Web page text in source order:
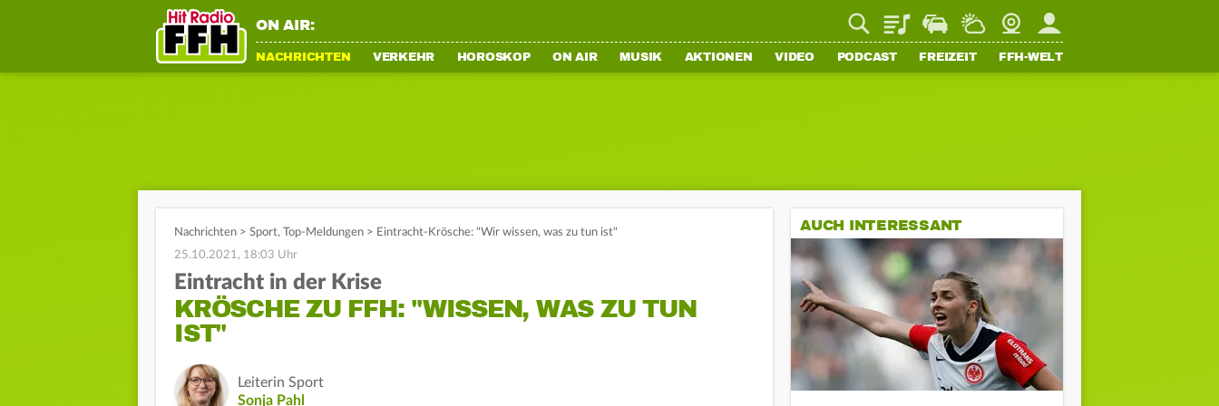
ON AIR: PlaylistStaupilotWetterWebcamMein FFH
NACHRICHTEN VERKEHR HOROSKOP ON AIR MUSIK AKTIONEN VIDEO PODCAST FREIZEIT FFH-WELT
Nachrichten > Sport, Top-Meldungen > Eintracht-Krösche: "Wir wissen, was zu tun ist"
25.10.2021, 18:03 Uhr
Eintracht in der Krise
KRÖSCHE ZU FFH: "WISSEN, WAS ZU TUN
IST"
Leiterin Sport
Sonja Pahl
AUCH INTERESSANT